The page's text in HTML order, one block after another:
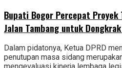
Bupati Bogor Percepat
Jalan Tambang untuk
Dalam pidatonya, Ketua DPRD
penutupan masa sidang